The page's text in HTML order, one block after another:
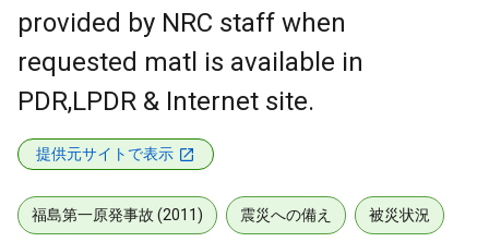
provided by NRC staff when
requested matl is available in
PDR,LPDR & Internet site.
提供元サイトで表示
福島第一原発事故 (2011) 震災への備え 被災状況